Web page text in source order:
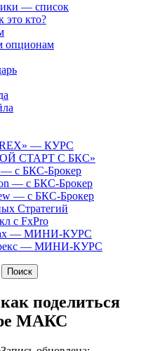
— список
это кто?
опционам
— КУРС
СТАРТ С БКС»
— с БКС-Брокер
— с БКС-Брокер
— с БКС-Брокер
Стратегий
с FxPro
— МИНИ-КУРС
— МИНИ-КУРС
поделиться
МАКС